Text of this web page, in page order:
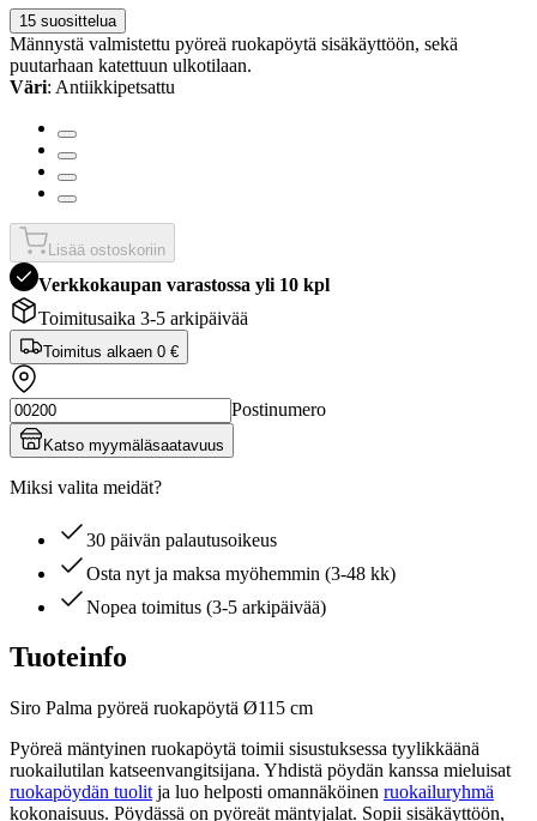
15 suosittelua
Männystä valmistettu pyöreä ruokapöytä sisäkäyttöön, sekä
puutarhaan katettuun ulkotilaan.
Väri: Antiikkipetsattu
Lisää ostoskoriin
Verkkokaupan varastossa yli 10 kpl
Toimitusaika 3-5 arkipäivää
Toimitus alkaen 0 €
Postinumero
Katso myymäläsaatavuus
Miksi valita meidät?
30 päivän palautusoikeus
Osta nyt ja maksa myöhemmin (3-48 kk)
Nopea toimitus (3-5 arkipäivää)
Tuoteinfo
Siro Palma pyöreä ruokapöytä Ø115 cm
Pyöreä mäntyinen ruokapöytä toimii sisustuksessa tyylikkäänä
ruokailutilan katseenvangitsijana. Yhdistä pöydän kanssa mieluisat
ruokapöydän tuolit ja luo helposti omannäköinen ruokailuryhmä
kokonaisuus. Pöydässä on pyöreät mäntyjalat. Sopii sisäkäyttöön,